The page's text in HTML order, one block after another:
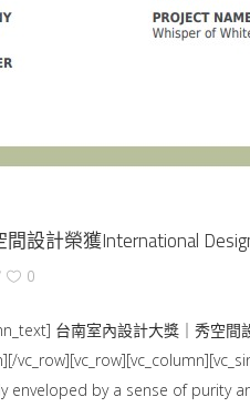
設計榮獲International
0
台南室內設計大獎｜秀空
enveloped by a sense of purity